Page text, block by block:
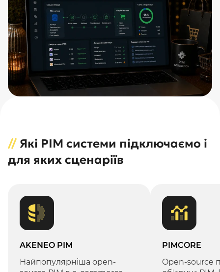
// Які PIM системи підключаємо і
для яких сценаріїв
AKENEO PIM
Найпопулярніша open-
PIMCORE
Open-source